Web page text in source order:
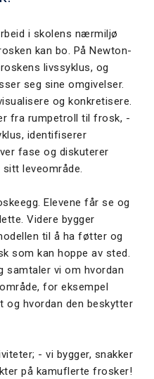
i skolens nærmiljø
kan bo. På Newton-
livssyklus, og
seg sine omgivelser.
og konkretisere.
fra rumpetroll til frosk, -
identifiserer
fase og diskuterer
leveområde.
Elevene får se og
Videre bygger
til å ha føtter og
som kan hoppe av sted.
samtaler vi om hvordan
for eksempel
og hvordan den beskytter
- vi bygger, snakker
på kamuflerte frosker!